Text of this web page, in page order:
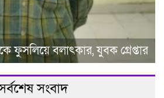
ফুসলিয়ে বলাৎকার, যুবক গ্রেপ্তার
সংবাদ